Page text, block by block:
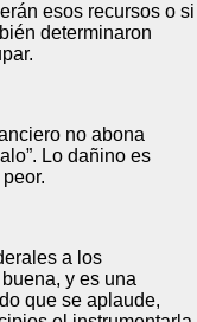
esos recursos o si
determinaron
no abona
Lo dañino es
a los
y es una
que se aplaude,